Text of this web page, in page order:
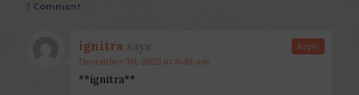
1 Comment
ignitra says:
December 30, 2025 at 8:46 am
**ignitra**
Reply